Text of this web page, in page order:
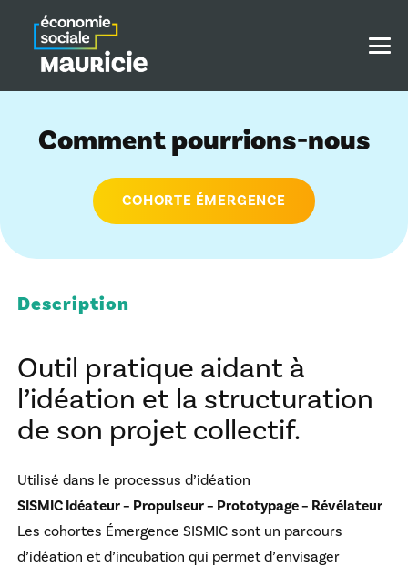
Comment pourrions-nous
COHORTE ÉMERGENCE
Description
Outil pratique aidant à
l’idéation et la structuration
de son projet collectif.
Utilisé dans le processus d’idéation
SISMIC Idéateur – Propulseur – Prototypage – Révélateur
Les cohortes Émergence SISMIC sontun parcours
d’idéation et d’incubation qui permet d’envisager